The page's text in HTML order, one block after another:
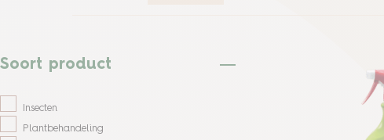
Soort product
Insecten
Plantbehandeling